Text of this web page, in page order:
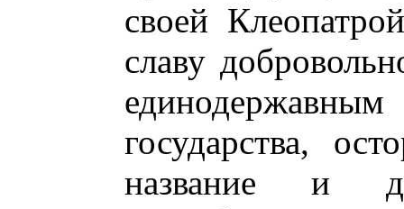
своей
славу
государства,
название и